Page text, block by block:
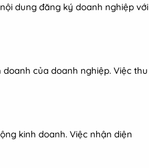
dung đăng ký doanh nghiệp với
của doanh nghiệp. Việc thu
kinh doanh. Việc nhận diện